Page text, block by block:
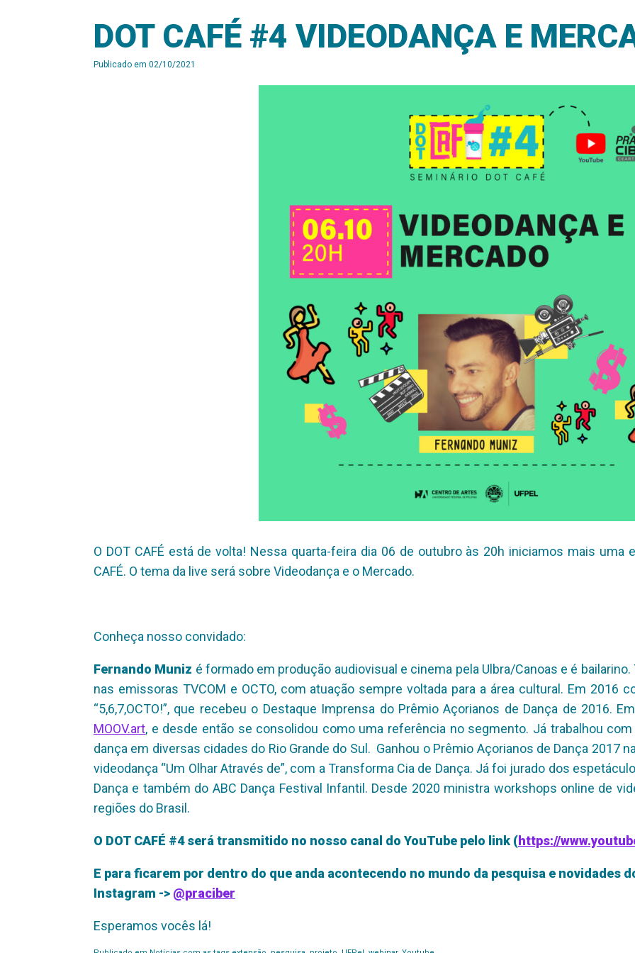
DOT CAFÉ #4 VIDEODANÇA E
Publicado em 02/10/2021
O DOT CAFÉ está de volta! Nessa quarta-feira dia 06 de outubro às 20h iniciamos mais uma
CAFÉ. O tema da live será sobre Videodança e o Mercado.
Conheça nosso convidado:
Fernando Muniz é formado em produção audiovisual e cinema pela Ulbra/Canoas e é bailarino.
nas emissoras TVCOM e OCTO, com atuação sempre voltada para a área cultural. Em 2016
“5,6,7,OCTO!”, que recebeu o Destaque Imprensa do Prêmio Açorianos de Dança de 2016.
MOOV.art, e desde então se consolidou como uma referência no segmento. Já trabalhou
dança em diversas cidades do Rio Grande do Sul. Ganhou o Prêmio Açorianos de Dança 2017
videodança “Um Olhar Através de”, com a Transforma Cia de Dança. Já foi jurado dos
Dança e também do ABC Dança Festival Infantil. Desde 2020 ministra workshops online de
regiões do Brasil.
O DOT CAFÉ #4 será transmitido no nosso canal do YouTube pelo link (https://
E para ficarem por dentro do que anda acontecendo no mundo da pesquisa e novidades
Instagram -> @praciber
Esperamos vocês lá!